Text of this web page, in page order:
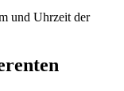
und Uhrzeit der